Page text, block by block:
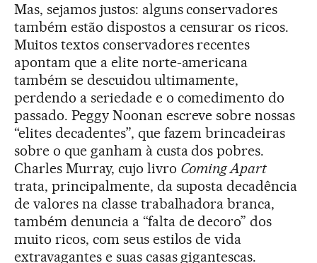
Mas, sejamos justos: alguns conservadores
também estão dispostos a censurar os ricos.
Muitos textos conservadores recentes
apontam que a elite norte-americana
também se descuidou ultimamente,
perdendo a seriedade e o comedimento do
passado. Peggy Noonan escreve sobre nossas
“elites decadentes”, que fazem brincadeiras
sobre o que ganham à custa dos pobres.
Charles Murray, cujo livro Coming Apart
trata, principalmente, da suposta decadência
de valores na classe trabalhadora branca,
também denuncia a “falta de decoro” dos
muito ricos, com seus estilos de vida
extravagantes e suas casas gigantescas.